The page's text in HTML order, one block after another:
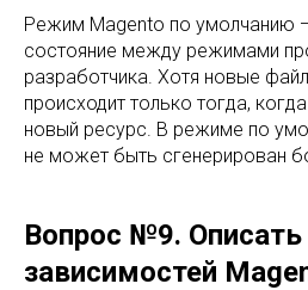
Режим Magento по умолчанию
состояние между режимами
разработчика. Хотя новые
происходит только тогда,
новый ресурс. В режиме по
не может быть сгенерирован
Вопрос №9. Описать
зависимостей